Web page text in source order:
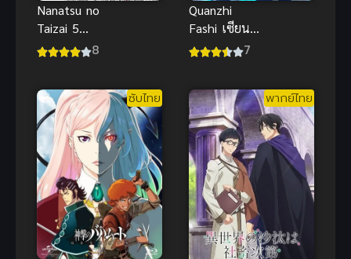
Nanatsu no
Taizai 5
Funnu no
อัศวิน ภาค 5
มังกรพิพากษา
8
Quanzhi
Fashi เซียน
จอมเวทย์เต็ม
7
ซับไทย พากย์ไทย